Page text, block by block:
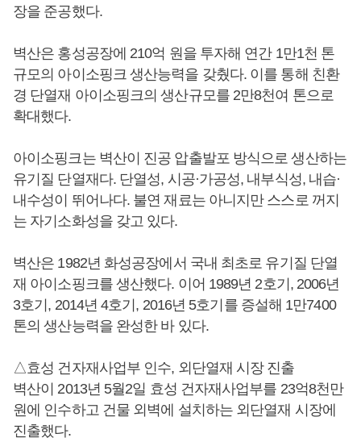
장을 준공했다.
벽산은 홍성공장에 210억 원을 투자해 연간 1만1천 톤
규모의 아이소핑크 생산능력을 갖췄다. 이를 통해 친환
경 단열재 아이소핑크의 생산규모를 2만8천여 톤으로
확대했다.
아이소핑크는 벽산이 진공 압출발포 방식으로 생산하는
유기질 단열재다. 단열성, 시공·가공성, 내부식성, 내습·
내수성이 뛰어나다. 불연 재료는 아니지만 스스로 꺼지
는 자기소화성을 갖고 있다.
벽산은 1982년 화성공장에서 국내 최초로 유기질 단열
재 아이소핑크를 생산했다. 이어 1989년 2호기, 2006년
3호기, 2014년 4호기, 2016년 5호기를 증설해 1만7400
톤의 생산능력을 완성한 바 있다.
△효성 건자재사업부 인수, 외단열재 시장 진출
벽산이 2013년 5월2일 효성 건자재사업부를 23억8천만
원에 인수하고 건물 외벽에 설치하는 외단열재 시장에
진출했다.